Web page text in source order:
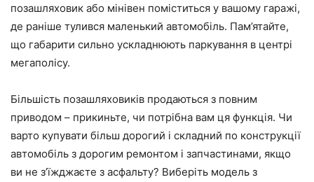
позашляховик або мінівен поміститься у вашому гаражі,
де раніше тулився маленький автомобіль. Пам’ятайте,
що габарити сильно ускладнюють паркування в центрі
мегаполісу.
Більшість позашляховиків продаються з повним
приводом – прикиньте, чи потрібна вам ця функція. Чи
варто купувати більш дорогий і складний по конструкції
автомобіль з дорогим ремонтом і запчастинами, якщо
ви не з’їжджаєте з асфальту? Виберіть модель з